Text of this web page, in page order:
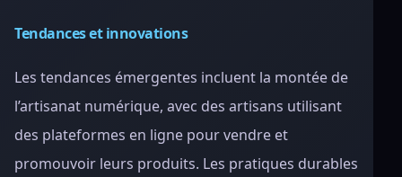
Tendances et innovations
Les tendances émergentes incluent la montée de
l’artisanat numérique, avec des artisans utilisant
des plateformes en ligne pour vendre et
promouvoir leurs produits. Les pratiques durables